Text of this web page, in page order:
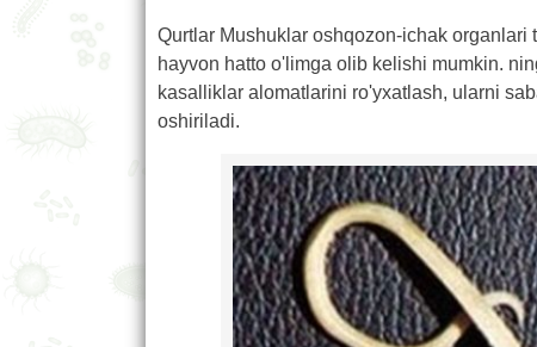
Qurtlar Mushuklar oshqozon-ichak organlari
hayvon hatto o'limga olib kelishi mumkin.
kasalliklar alomatlarini ro'yxatlash, ularni
oshiriladi.